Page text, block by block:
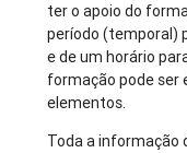
ter o apoio do
período (temporal)
e de um horário
formação pode ser
elementos.
Toda a informação